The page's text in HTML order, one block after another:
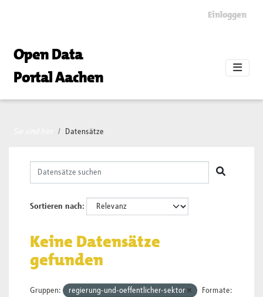
Einloggen
Open Data
Portal Aachen
Datensätze
Sortieren nach
Keine Datensätze
gefunden
Gruppen: regierung-und-oeffentlicher-sektor Formate: